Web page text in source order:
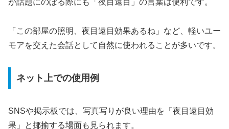
が話題にのぼる際にも「夜目遠目」の言葉は便利です。
「この部屋の照明、夜目遠目効果あるね」など、軽いユー
モアを交えた会話として自然に使われることが多いです。
ネット上での使用例
SNSや掲示板では、写真写りが良い理由を「夜目遠目効
果」と揶揄する場面も見られます。